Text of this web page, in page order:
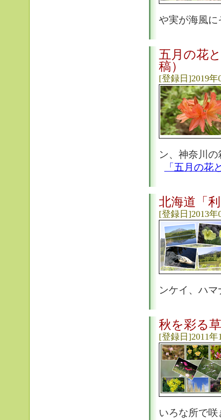
や実が海風に
五月の花
稿）
[登録日]2019年
ン、神奈川
「五月の花
北海道「
[登録日]2013年
ンケイ、ハ
秋を彩る
[登録日]2011年
いろな所で咲